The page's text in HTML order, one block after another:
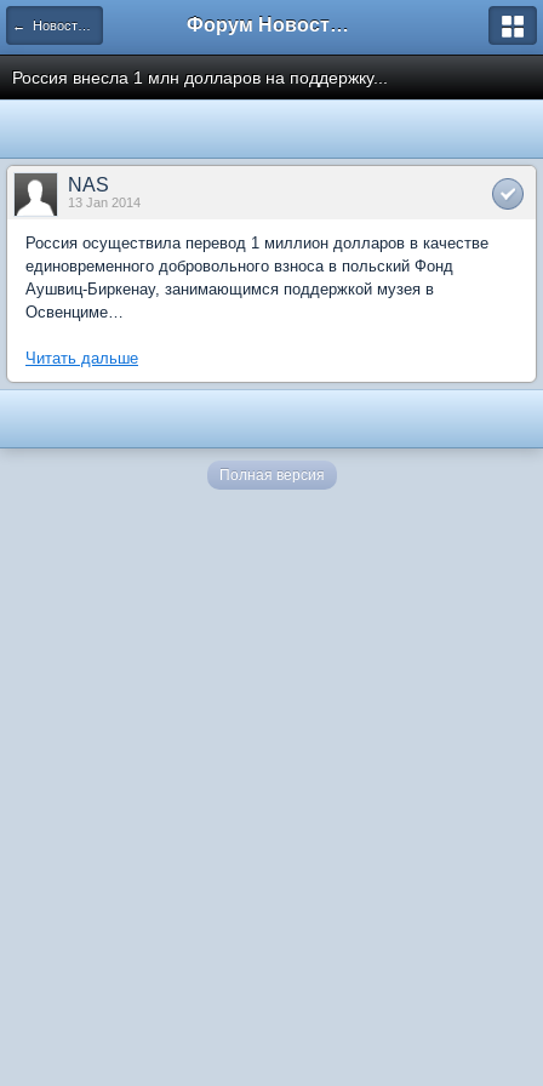
← Новости рынка недвижимости Форум Новостройки
Россия внесла 1 млн долларов на поддержку...
NAS
13 Jan 2014
Россия осуществила перевод 1 миллион долларов в качестве
единовременного добровольного взноса в польский Фонд
Аушвиц-Биркенау, занимающимся поддержкой музея в
Освенциме…
Читать дальше
Полная версия